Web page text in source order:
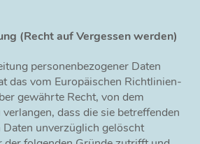
(Recht auf Vergessen werden)
personenbezogener Daten
das vom Europäischen Richtlinien-
gewährte Recht, von dem
dass die sie betreffenden
Daten unverzüglich gelöscht